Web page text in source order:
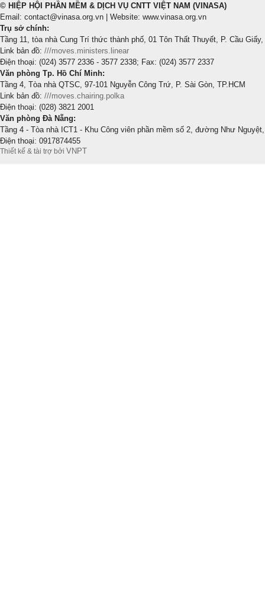
© HIỆP HỘI PHẦN MỀM & DỊCH VỤ CNTT VIỆT NAM (VINASA)
Email: contact@vinasa.org.vn | Website: www.vinasa.org.vn
Trụ sở chính:
Tầng 11, tòa nhà Cung Trí thức thành phố, 01 Tôn Thất Thuyết, P. Cầu Giấy,
Link bản đồ: ///moves.ministers.linear
Điện thoại: (024) 3577 2336 - 3577 2338; Fax: (024) 3577 2337
Văn phòng Tp. Hồ Chí Minh:
Tầng 4, Tòa nhà QTSC, 97-101 Nguyễn Công Trứ, P. Sài Gòn, TP.HCM
Link bản đồ: ///moves.chairing.polka
Điện thoại: (028) 3821 2001
Văn phòng Đà Nẵng:
Tầng 4 - Tòa nhà ICT1 - Khu Công viên phần mềm số 2, đường Như
Điện thoại: 0917874455
Thiết kế & tài trợ bởi VNPT